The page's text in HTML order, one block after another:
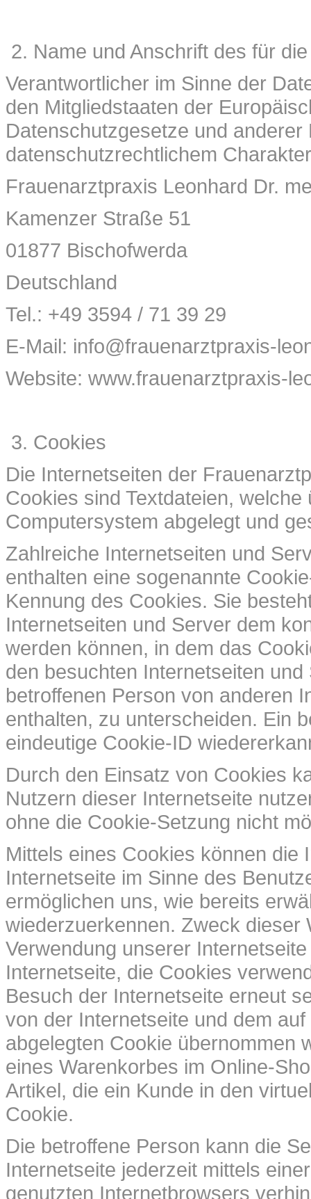
Name und Anschrift des für
Verantwortlicher im Sinne der
den Mitgliedstaaten der
Datenschutzgesetze und anderer
datenschutzrechtlichem
Frauenarztpraxis Leonhard Dr.
Kamenzer Straße 51
01877 Bischofwerda
Deutschland
Tel.: +49 3594 / 71 39 29
E-Mail: info@frauenarztpraxis-
Website: www.frauenarztpraxis-
Cookies
Die Internetseiten der
Cookies sind Textdateien,
Computersystem abgelegt und
Zahlreiche Internetseiten und
enthalten eine sogenannte
Kennung des Cookies. Sie
Internetseiten und Server dem
werden können, in dem das
den besuchten Internetseiten
betroffenen Person von anderen
enthalten, zu unterscheiden. Ein
eindeutige Cookie-ID
Durch den Einsatz von Cookies
Nutzern dieser Internetseite
ohne die Cookie-Setzung nicht
Mittels eines Cookies können die
Internetseite im Sinne des
ermöglichen uns, wie bereits
wiederzuerkennen. Zweck dieser
Verwendung unserer
Internetseite, die Cookies
Besuch der Internetseite erneut
von der Internetseite und dem
abgelegten Cookie übernommen
eines Warenkorbes im Online-
Artikel, die ein Kunde in den
Cookie.
Die betroffene Person kann die
Internetseite jederzeit mittels
genutzten Internetbrowsers